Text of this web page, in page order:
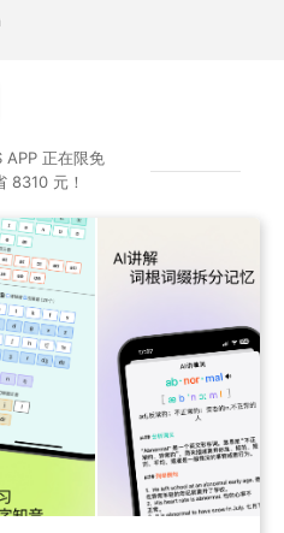
应用
≥ ¥40 任何
往服务号 mergeek 添加
APP 正在限免
8310 元！